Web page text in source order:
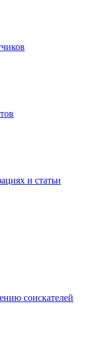
и статьи
соискателей